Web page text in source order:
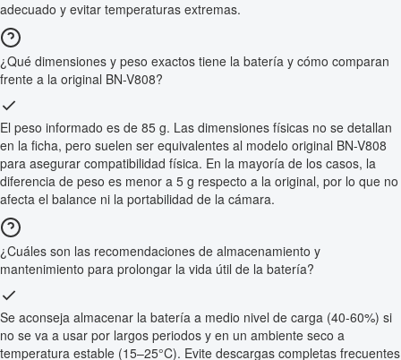
adecuado y evitar temperaturas extremas.
¿Qué dimensiones y peso exactos tiene la batería y cómo comparan
frente a la original BN-V808?
El peso informado es de 85 g. Las dimensiones físicas no se detallan
en la ficha, pero suelen ser equivalentes al modelo original BN-V808
para asegurar compatibilidad física. En la mayoría de los casos, la
diferencia de peso es menor a 5 g respecto a la original, por lo que no
afecta el balance ni la portabilidad de la cámara.
¿Cuáles son las recomendaciones de almacenamiento y
mantenimiento para prolongar la vida útil de la batería?
Se aconseja almacenar la batería a medio nivel de carga (40-60%) si
no se va a usar por largos periodos y en un ambiente seco a
temperatura estable (15–25°C). Evite descargas completas frecuentes